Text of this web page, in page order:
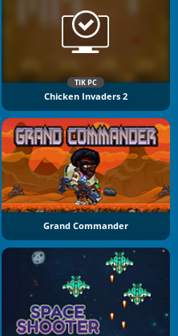
TIK PC
Chicken Invaders 2
Grand Commander